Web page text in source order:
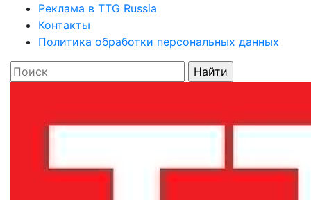
Реклама в TTG Russia
Контакты
Политика обработки персональных данных